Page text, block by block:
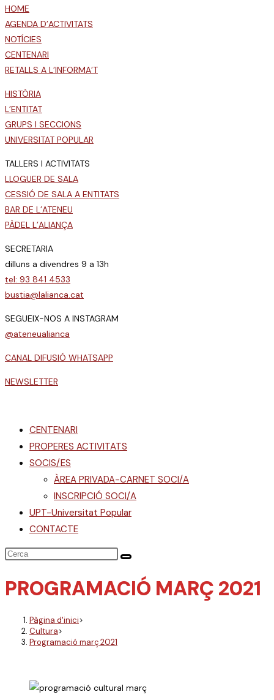
HOME
AGENDA D’ACTIVITATS
NOTÍCIES
CENTENARI
RETALLS A L’INFORMA’T
HISTÒRIA
L’ENTITAT
GRUPS I SECCIONS
UNIVERSITAT POPULAR
TALLERS I ACTIVITATS
LLOGUER DE SALA
CESSIÓ DE SALA A ENTITATS
BAR DE L’ATENEU
PÀDEL L’ALIANÇA
SECRETARIA
dilluns a divendres 9 a 13h
tel: 93 841 4533
bustia@lalianca.cat
SEGUEIX-NOS A INSTAGRAM
@ateneualianca
CANAL DIFUSIÓ WHATSAPP
NEWSLETTER
CENTENARI
PROPERES ACTIVITATS
SOCIS/ES
ÀREA PRIVADA-CARNET SOCI/A
INSCRIPCIÓ SOCI/A
UPT-Universitat Popular
CONTACTE
PROGRAMACIÓ MARÇ 2021
Pàgina d'inici>
Cultura>
Programació març 2021